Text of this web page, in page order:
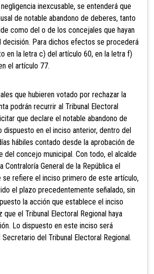
inexcusable, se entenderá que
de notable abandono de deberes, tanto
como del o de los concejales que hayan
decisión. Para dichos efectos se procederá
en la letra c) del artículo 60, en la letra f)
el artículo 77.
que hubieren votado por rechazar la
podrán recurrir al Tribunal Electoral
que declare el notable abandono de
dispuesto en el inciso anterior, dentro del
hábiles contado desde la aprobación de
del concejo municipal. Con todo, el alcalde
Contraloría General de la República el
se refiere el inciso primero de este artículo,
el plazo precedentemente señalado, sin
la acción que establece el inciso
que el Tribunal Electoral Regional haya
Lo dispuesto en este inciso será
del Tribunal Electoral Regional.